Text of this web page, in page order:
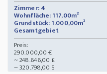
Zimmer: 4
Wohnfläche: 117,00m²
Grundstück: 1.000,00m²
Gesamtgebiet
Preis:
290.000,00 €
~ 248.646,00 £
~ 320.798,00 $